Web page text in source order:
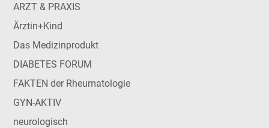
ARZT & PRAXIS
Ärztin+Kind
Das Medizinprodukt
DIABETES FORUM
FAKTEN der Rheumatologie
GYN-AKTIV
neurologisch